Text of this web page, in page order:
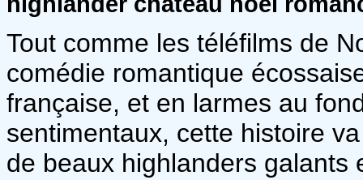
Tout comme les téléfilms de
comédie romantique
française, et en larmes au
sentimentaux, cette histoire
de beaux highlanders galants